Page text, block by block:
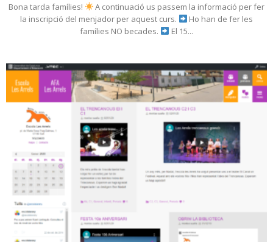
Bona tarda famílies!
A continuació us passem la informació per fer
la inscripció del menjador per aquest curs.
Ho han de fer les
famílies NO becades.
El 15...